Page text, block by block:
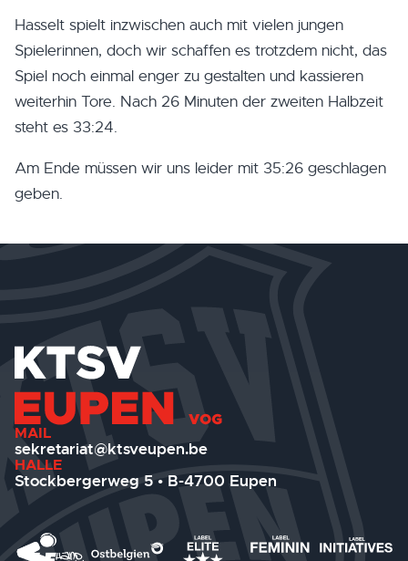
Hasselt spielt inzwischen auch mit vielen jungen
Spielerinnen, doch wir schaffen es trotzdem nicht, das
Spiel noch einmal enger zu gestalten und kassieren
weiterhin Tore. Nach 26 Minuten der zweiten Halbzeit
steht es 33:24.
Am Ende müssen wir uns leider mit 35:26 geschlagen
geben.
MAIL
sekretariat@ktsveupen.be
HALLE
Stockbergerweg 5 • B-4700 Eupen